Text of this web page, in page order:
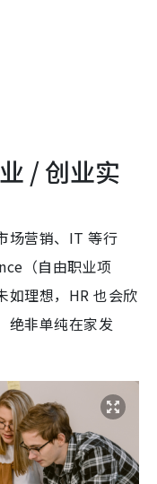
/ 创业实
场营销、IT 等行
（自由职业项
如理想，HR 也会欣
绝非单纯在家发